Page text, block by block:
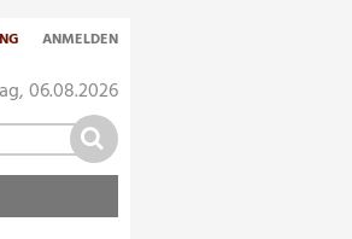
06.08.2026
ANMELDEN